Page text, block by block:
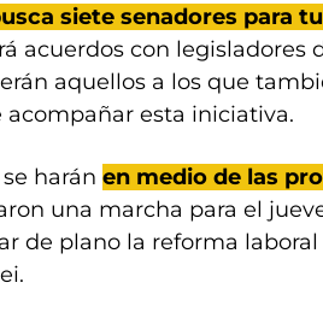
siete senadores para
acuerdos con legisladores
aquellos a los que
esta iniciativa.
harán en medio de las
una marcha para el
de plano la reforma